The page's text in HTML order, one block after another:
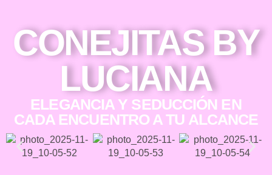
CONEJITAS BY
LUCIANA
ELEGANCIA Y SEDUCCIÓN EN
CADA ENCUENTRO A TU ALCANCE